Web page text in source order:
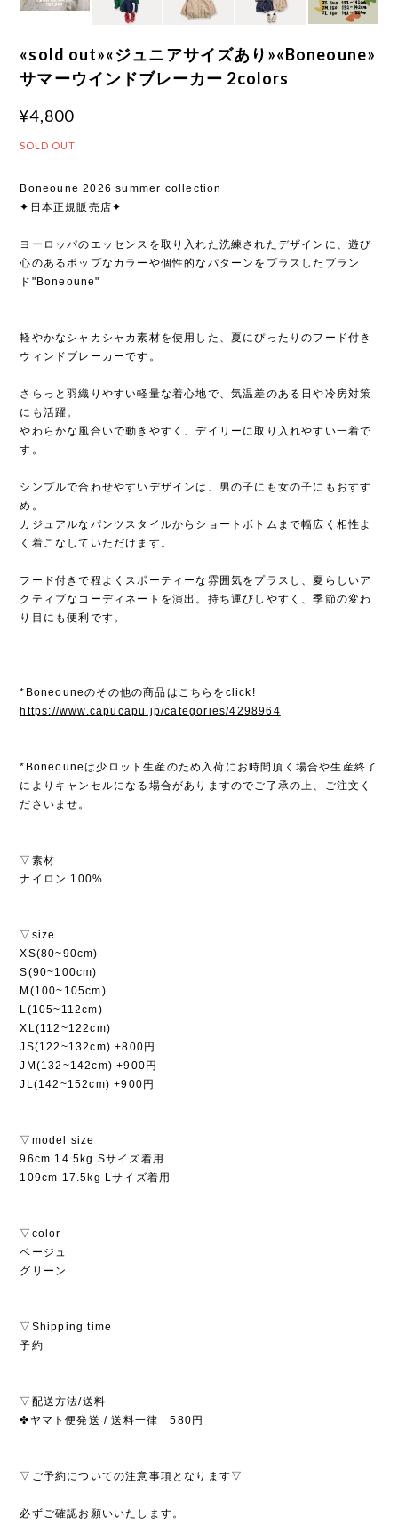
«sold out»«ジュニアサイズあり»«Boneoune»
サマーウインドブレーカー 2colors
¥4,800
SOLD OUT
Boneoune 2026 summer collection
✦日本正規販売店✦
ヨーロッパのエッセンスを取り入れた洗練されたデザインに、遊び
心のあるポップなカラーや個性的なパターンをプラスしたブラン
ド"Boneoune"
軽やかなシャカシャカ素材を使用した、夏にぴったりのフード付き
ウィンドブレーカーです。
さらっと羽織りやすい軽量な着心地で、気温差のある日や冷房対策
にも活躍。
やわらかな風合いで動きやすく、デイリーに取り入れやすい一着で
す。
シンプルで合わせやすいデザインは、男の子にも女の子にもおすす
め。
カジュアルなパンツスタイルからショートボトムまで幅広く相性よ
く着こなしていただけます。
フード付きで程よくスポーティーな雰囲気をプラスし、夏らしいア
クティブなコーディネートを演出。持ち運びしやすく、季節の変わ
り目にも便利です。
*Boneouneのその他の商品はこちらをclick!
https://www.capucapu.jp/categories/4298964
*Boneouneは少ロット生産のため入荷にお時間頂く場合や生産終了
によりキャンセルになる場合がありますのでご了承の上、ご注文く
ださいませ。
▽素材
ナイロン 100%
▽size
XS(80~90cm)
S(90~100cm)
M(100~105cm)
L(105~112cm)
XL(112~122cm)
JS(122~132cm) +800円
JM(132~142cm) +900円
JL(142~152cm) +900円
▽model size
96cm 14.5kg Sサイズ着用
109cm 17.5kg Lサイズ着用
▽color
ベージュ
グリーン
▽Shipping time
予約
▽配送方法/送料
✤ヤマト便発送 / 送料一律 580円
▽ご予約についての注意事項となります▽
必ずご確認お願いいたします。